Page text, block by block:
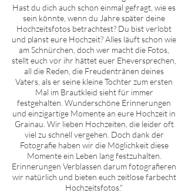
Hast du dich auch schon einmal gefragt, wie es
sein könnte, wenn du Jahre später deine
Hochzeitsfotos betrachtest? Du bist verlobt
und planst eure Hochzeit? Alles läuft schon wie
am Schnürchen, doch wer macht die Fotos,
stellt euch vor ihr hättet euer Eheversprechen,
all die Reden, die Freudentränen deines
Vaters, als er seine kleine Tochter zum ersten
Mal im Brautkleid sieht für immer
festgehalten. Wunderschöne Erinnerungen
und einzigartige Momente an eure Hochzeit in
Grainau . Wir lieben Hochzeiten, die leider oft
viel zu schnell vergehen. Doch dank der
Fotografie haben wir die Möglichkeit diese
Momente ein Leben lang festzuhalten.
Erinnerungen Verblassen darum fotografieren
wir natürlich und bieten euch zeitlose farbecht
Hochzeitsfotos."